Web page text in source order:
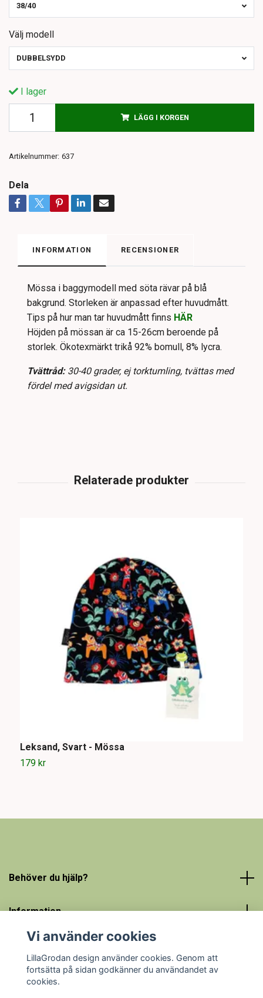
38/40
Välj modell
DUBBELSYDD
I lager
LÄGG I KORGEN
Artikelnummer: 637
Dela
INFORMATION RECENSIONER
Mössa i baggymodell med söta rävar på blå
bakgrund. Storleken är anpassad efter huvudmått.
Tips på hur man tar huvudmått finns HÄR
Höjden på mössan är ca 15-26cm beroende på
storlek. Ökotexmärkt trikå 92% bomull, 8% lycra.
Tvättråd:30-40 grader, ej torktumling, tvättas med
fördel med avigsidan ut.
Leksand, Svart - Mössa
179 kr
Behöver du hjälp?
Information
Sociala medier
Vi använder cookies
LillaGrodan design använder cookies. Genom att
fortsätta på sidan godkänner du användandet av
cookies.